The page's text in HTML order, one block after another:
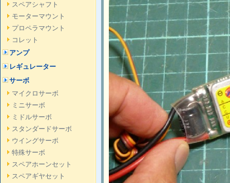
スペアシャフト
モーターマウント
プロペラマウント
コレット
アンプ
レギュレーター
サーボ
マイクロサーボ
ミニサーボ
ミドルサーボ
スタンダードサーボ
ウイングサーボ
特殊サーボ
スペアホーンセット
スペアギヤセット